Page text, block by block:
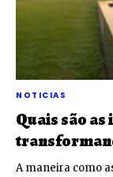
NOTICIAS
Quais são
A maneira como